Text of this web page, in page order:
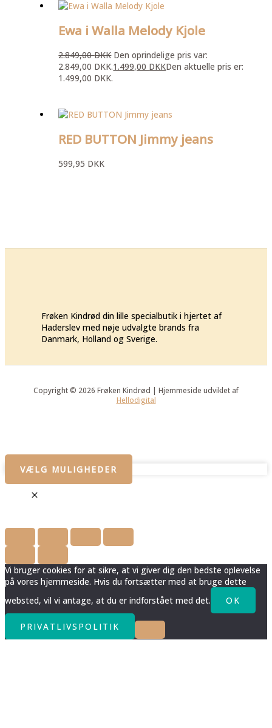
Ewa i Walla Melody Kjole
2.849,00DKK Den oprindelige pris var:
2.849,00 DKK.1.499,00 DKKDen aktuelle pris er:
1.499,00 DKK.
RED BUTTON Jimmy jeans
599,95 DKK
Frøken Kindrød din lille specialbutik i hjertet af
Haderslev med nøje udvalgte brands fra
Danmark, Holland og Sverige.
Copyright © 2026 Frøken Kindrød | Hjemmeside udviklet af
Hellodigital
VÆLG MULIGHEDER
Vi bruger cookies for at sikre, at vi giver dig den bedste oplevelse
på vores hjemmeside. Hvis du fortsætter med at bruge dette
websted, vil vi antage, at du er indforstået med det.
OK
PRIVATLIVSPOLITIK